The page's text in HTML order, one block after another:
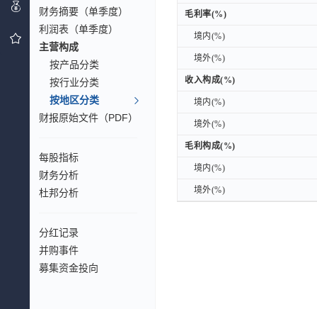
财务摘要（单季度）
利润表（单季度）
主营构成
按产品分类
按行业分类
按地区分类
财报原始文件（PDF）
每股指标
财务分析
杜邦分析
分红记录
并购事件
募集资金投向
毛利率(%)
境内(%)
境外(%)
收入构成(%)
境内(%)
境外(%)
毛利构成(%)
境内(%)
境外(%)
毛利率(%)
境内(%)
境外(%)
收入构成(%)
境内(%)
境外(%)
毛利构成(%)
境内(%)
境外(%)